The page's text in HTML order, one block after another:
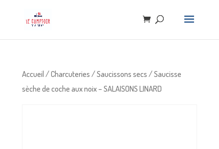
Accueil/Charcuteries/Saucissons secs/ Saucisse
sèche de coche aux noix – SALAISONS LINARD